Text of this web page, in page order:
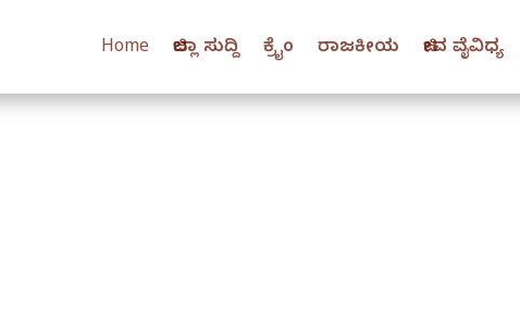
Home ಜಿಲ್ಲಾ ಸುದ್ದಿ ಕ್ರೈಂ ರಾಜಕೀಯ ಜೀವ ವೈವಿಧ್ಯ